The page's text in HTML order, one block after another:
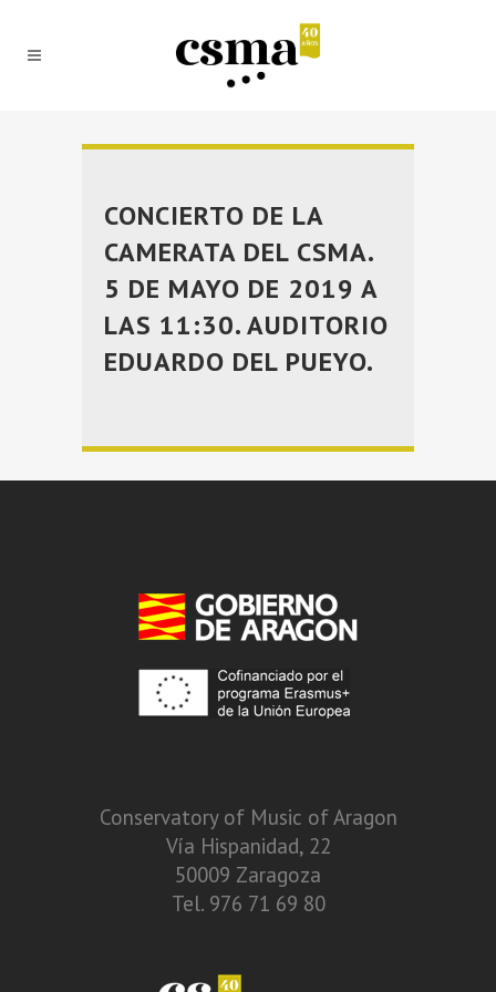
CONCIERTO DE LA
CAMERATA DEL CSMA.
5 DE MAYO DE 2019 A
LAS 11:30. AUDITORIO
EDUARDO DEL PUEYO.
Conservatory of Music of Aragon
Vía Hispanidad, 22
50009 Zaragoza
Tel. 976 71 69 80